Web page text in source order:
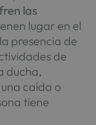
las
lugar en el
presencia de
de
ducha,
caída o
tiene